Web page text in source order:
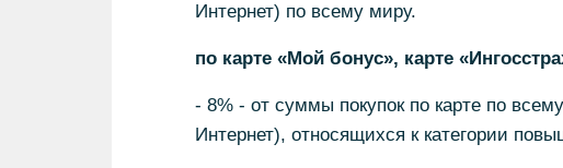
Интернет) по всему миру.
по карте «Мой бонус», карте
- 8% - от суммы покупок по карте по
Интернет), относящихся к категории